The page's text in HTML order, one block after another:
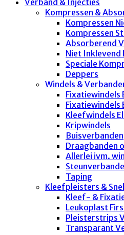
Kompressen &
Kompressen
Kompressen
Absorberend
Niet Inklevend
Speciale
Deppers
Windels &
Fixatiewindels
Fixatiewindels
Kleefwindels
Kripwindels
Buisverbanden
Draagbanden
Allerlei ivm.
Taping
Kleefpleisters &
Kleef- &
Leukoplast
Pleisterstrips
Transparant